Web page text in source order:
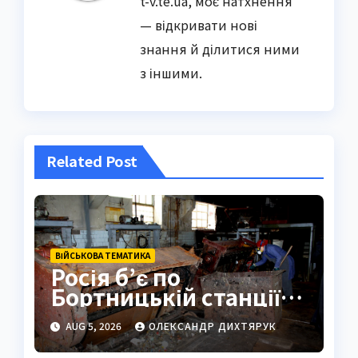
— відкривати нові
знання й ділитися ними
з іншими.
Related Post
ВІЙСЬКОВА ТЕМАТИКА
Росія б’є по
Бортницькій станції:
експерт попередив
про катастрофу
AUG 5, 2026 ОЛЕКСАНДР ДИХТЯРУК